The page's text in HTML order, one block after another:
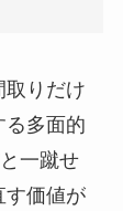
取りだけ
る多面的
一蹴せ
す価値が